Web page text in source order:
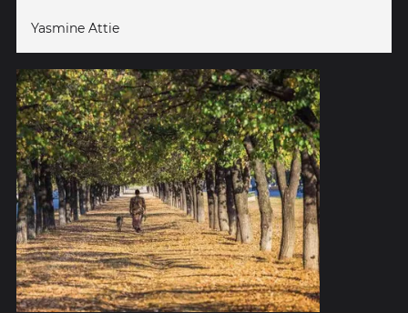
Yasmine Attie